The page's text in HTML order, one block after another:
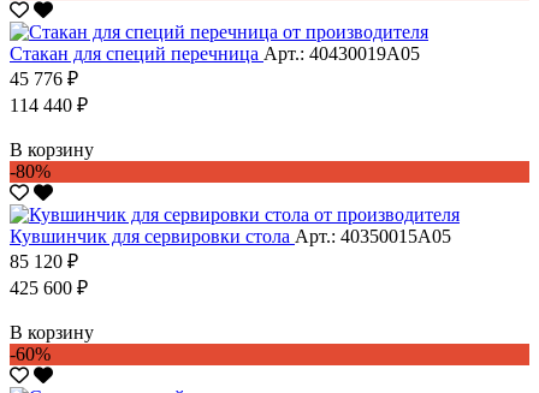
Стакан для специй перечница Арт.: 40430019А05
45 776 ₽
114 440 ₽
В корзину
-80%
Кувшинчик для сервировки стола Арт.: 40350015А05
85 120 ₽
425 600 ₽
В корзину
-60%